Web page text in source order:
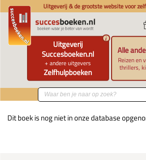
Uitgeverij & de grootste website voor
Uitgeverij
Succesboeken.nl
+ andere uitgevers
Zelfhulpboeken
i
Alle
Reizen en
thrillers,
Dit boek is nog niet in onze database